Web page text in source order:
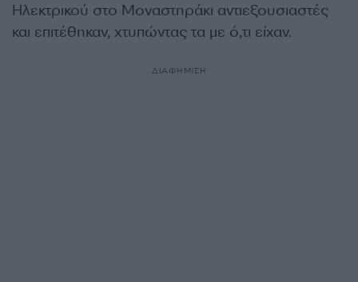
Ηλεκτρικού στο Μοναστηράκι αντιεξουσιαστές
και επιτέθηκαν, χτυπώντας τα με ό,τι είχαν.
ΔΙΑΦΗΜΙΣΗ